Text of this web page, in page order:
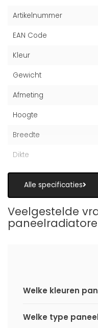
Artikelnummer
EAN Code
Kleur
Gewicht
Afmeting
Hoogte
Breedte
Dikte
Alle specificaties
Veelgestelde
Welke kleuren
Welke type